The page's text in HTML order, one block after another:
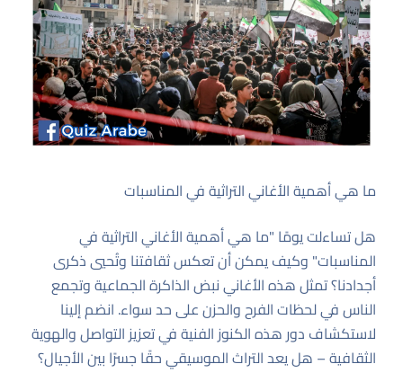
ما هي أهمية الأغاني التراثية في المناسبات
هل تساءلت يومًا "ما هي أهمية الأغاني التراثية في
المناسبات" وكيف يمكن أن تعكس ثقافتنا وتُحيي ذكرى
أجدادنا؟ تمثل هذه الأغاني نبض الذاكرة الجماعية وتجمع
الناس في لحظات الفرح والحزن على حد سواء. انضم إلينا
لاستكشاف دور هذه الكنوز الفنية في تعزيز التواصل والهوية
الثقافية – هل يعد التراث الموسيقي حقًا جسرًا بين الأجيال؟